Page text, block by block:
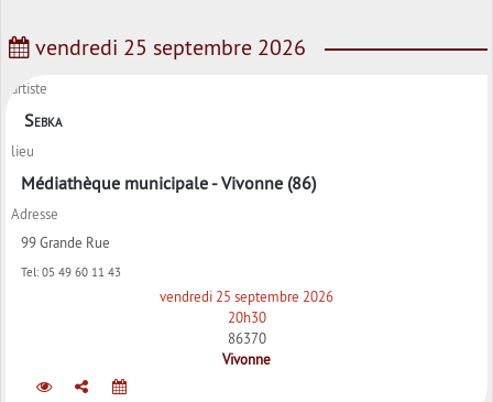
vendredi 25 septembre 2026
artiste
Sebka
lieu
Médiathèque municipale - Vivonne (86)
Adresse
99 Grande Rue
Tel: 05 49 60 11 43
vendredi 25 septembre 2026
20h30
86370
Vivonne